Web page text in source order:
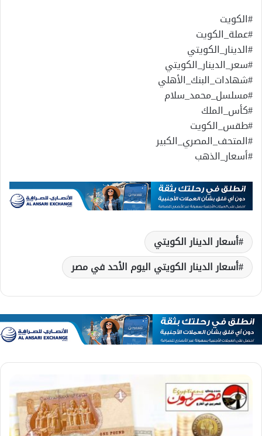
#الكويت
#عملة_الكويت
#الدينار_الكويتي
#سعر_الدينار_الكويتي
#شهادات_البنك_الأهلي
#مسلسل_محمد_سلام
#كأس_الملك
#طقس_الكويت
#المتحف_المصري_الكبير
#أسعار_الذهب
أسعار الدينار الكويتي
أسعار الدينار الكويتي اليوم الأحد في مصر